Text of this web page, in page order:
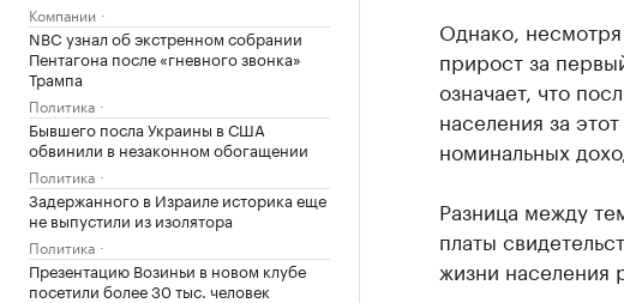
Компании
NBC узнал об экстренном собрании
Пентагона после «гневного звонка»
Трампа
Политика
Бывшего посла Украины в США
обвинили в незаконном обогащении
Политика
Задержанного в Израиле историка еще
не выпустили из изолятора
Политика
Презентацию Возиньи в новом клубе
посетили более 30 тыс. человек
Однако,
прирост за
означает, что
населения за
номинальных
Разница между
платы
жизни населения